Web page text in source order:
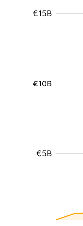
€5B
€10B
€15B